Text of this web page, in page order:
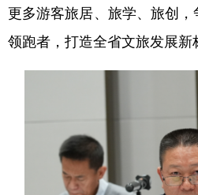
更多游客旅居、旅学、旅创，
领跑者，打造全省文旅发展新